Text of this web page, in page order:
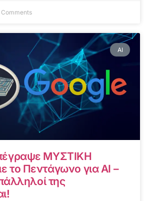
Comments
AI
ΜΥΣΤΙΚΗ
το Πεντάγωνο για AI –
της